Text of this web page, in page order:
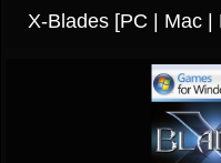
X-Blades [PC | Mac |